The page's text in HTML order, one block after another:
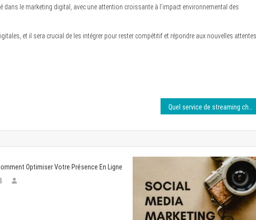
dans le marketing digital, avec une attention croissante à l’impact environnemental des
et il sera crucial de les intégrer pour rester compétitif et répondre aux nouvelles attentes
Quel service de streaming choisir selon vos besoins ?
Optimiser Votre Présence En Ligne